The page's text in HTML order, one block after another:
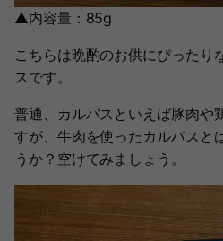
▲内容量：85g
こちらは晩酌のお供にぴったり
スです。
普通、カルパスといえば豚肉や
すが、牛肉を使ったカルパスと
うか？空けてみましょう。